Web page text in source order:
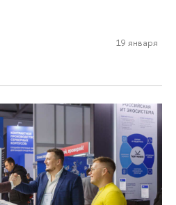
19 января